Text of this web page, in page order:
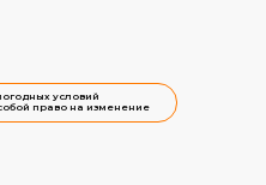
условий
право на изменение